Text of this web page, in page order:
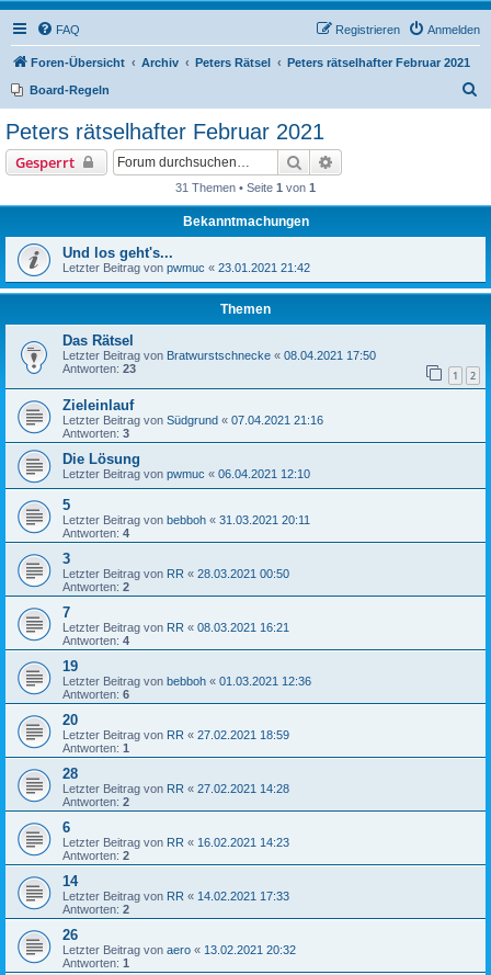
FAQ Anmelden
Registrieren
Foren-Übersicht Archiv Peters Rätsel Peters rätselhafter Februar 2021
Board-Regeln
Peters rätselhafter Februar 2021
Gesperrt Suche
31 Themen • Seite 1 von 1
Bekanntmachungen
Und los geht's...
Letzter Beitrag von pwmuc « 23.01.2021 21:42
Themen
Das Rätsel
Letzter Beitrag von Bratwurstschnecke « 08.04.2021 17:50
Antworten: 23 1 2
Zieleinlauf
Letzter Beitrag von Südgrund « 07.04.2021 21:16
Antworten: 3
Die Lösung
Letzter Beitrag von pwmuc « 06.04.2021 12:10
5
Letzter Beitrag von bebboh « 31.03.2021 20:11
Antworten: 4
3
Letzter Beitrag von RR « 28.03.2021 00:50
Antworten: 2
7
Letzter Beitrag von RR « 08.03.2021 16:21
Antworten: 4
19
Letzter Beitrag von bebboh « 01.03.2021 12:36
Antworten: 6
20
Letzter Beitrag von RR « 27.02.2021 18:59
Antworten: 1
28
Letzter Beitrag von RR « 27.02.2021 14:28
Antworten: 2
6
Letzter Beitrag von RR « 16.02.2021 14:23
Antworten: 2
14
Letzter Beitrag von RR « 14.02.2021 17:33
Antworten: 2
26
Letzter Beitrag von aero « 13.02.2021 20:32
Antworten: 1